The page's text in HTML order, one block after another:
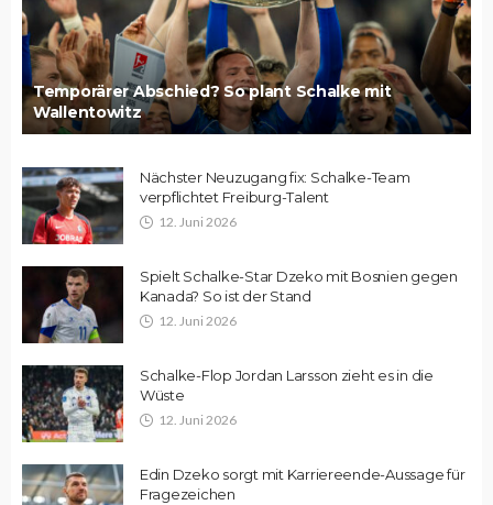
Temporärer Abschied? So plant Schalke mit
Wallentowitz
Nächster Neuzugang fix: Schalke-Team
verpflichtet Freiburg-Talent
12. Juni 2026
Spielt Schalke-Star Dzeko mit Bosnien gegen
Kanada? So ist der Stand
12. Juni 2026
Schalke-Flop Jordan Larsson zieht es in die
Wüste
12. Juni 2026
Edin Dzeko sorgt mit Karriereende-Aussage für
Fragezeichen